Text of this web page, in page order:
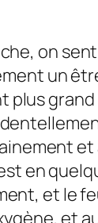
on
un
plus
en
et le